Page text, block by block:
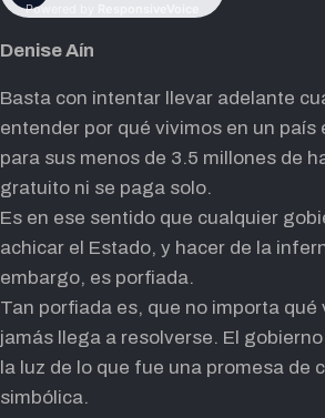
Denise Aín
Basta con intentar llevar adelante
entender por qué vivimos en un
para sus menos de 3.5 millones de
gratuito ni se paga solo.
Es en ese sentido que cualquier
achicar el Estado, y hacer de la
embargo, es porfiada.
Tan porfiada es, que no importa
jamás llega a resolverse. El
la luz de lo que fue una promesa de
simbólica.